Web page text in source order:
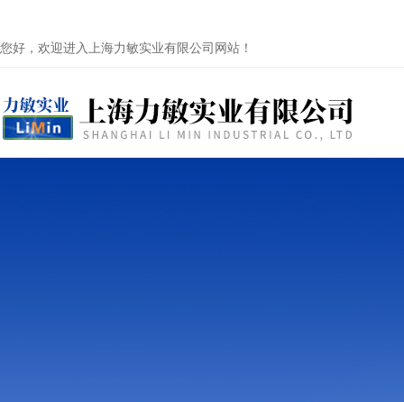
您好，欢迎进入上海力敏实业有限公司网站！